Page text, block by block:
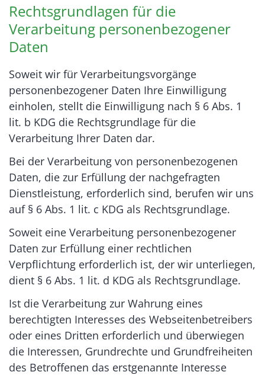
Rechtsgrundlagen für die
Verarbeitung personenbezogener
Daten
Soweit wir für Verarbeitungsvorgänge
personenbezogener Daten Ihre Einwilligung
einholen, stellt die Einwilligung nach § 6 Abs. 1
lit. b KDG die Rechtsgrundlage für die
Verarbeitung Ihrer Daten dar.
Bei der Verarbeitung von personenbezogenen
Daten, die zur Erfüllung der nachgefragten
Dienstleistung, erforderlich sind, berufen wir uns
auf § 6 Abs. 1 lit. c KDG als Rechtsgrundlage.
Soweit eine Verarbeitung personenbezogener
Daten zur Erfüllung einer rechtlichen
Verpflichtung erforderlich ist, der wir unterliegen,
dient § 6 Abs. 1 lit. d KDG als Rechtsgrundlage.
Ist die Verarbeitung zur Wahrung eines
berechtigten Interesses des Webseitenbetreibers
oder eines Dritten erforderlich und überwiegen
die Interessen, Grundrechte und Grundfreiheiten
des Betroffenen das erstgenannte Interesse